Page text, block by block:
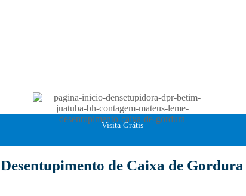
Visita Grátis
Desentupimento de Caixa de Gordura